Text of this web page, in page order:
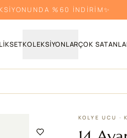
%60 İNDİRİM✨
SETKOLEKSIYONLARÇOK
KOLYE UCU ·